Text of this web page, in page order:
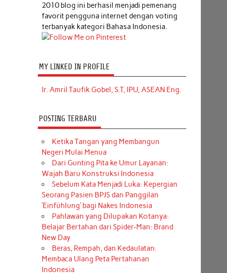
2010 blog ini berhasil menjadi pemenang
favorit pengguna internet dengan voting
terbanyak kategori Bahasa Indonesia.
MY LINKED IN PROFILE
Ir. Amril Taufik Gobel, S.T, IPU, ASEAN Eng.
POSTING TERBARU
Ketika Tangan yang Membangun
Negeri Mulai Menua
Dari Gunting Pita ke Umur Layanan:
Wajah Baru Konstruksi Indonesia
Sebelum Kata Menjadi Luka: Kepergian
Seorang Pasien BPJS dan Panggilan
‘Einfühlung’ bagi Nakes Indonesia
Pahlawan yang Dilupakan Kotanya:
Belajar Bertahan dari Spider-Man: Brand
New Day
Beras, Rempah, dan Kedaulatan:
Membaca Ulang Peta Pertahanan
Indonesia